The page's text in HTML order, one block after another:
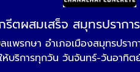
รีตผสมเสร็จ สมุทรปราก
แพรกษา อำเภอเมืองสมุทรปรา
ห้บริการทุกวัน วันจันทร์-วันอาทิ